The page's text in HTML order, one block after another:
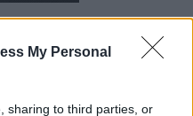
My Personal
sharing to third parties, or